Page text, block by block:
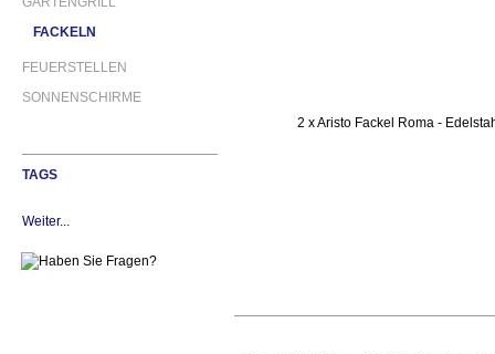
FACKELN
FEUERSTELLEN
SONNENSCHIRME
TAGS
Weiter...